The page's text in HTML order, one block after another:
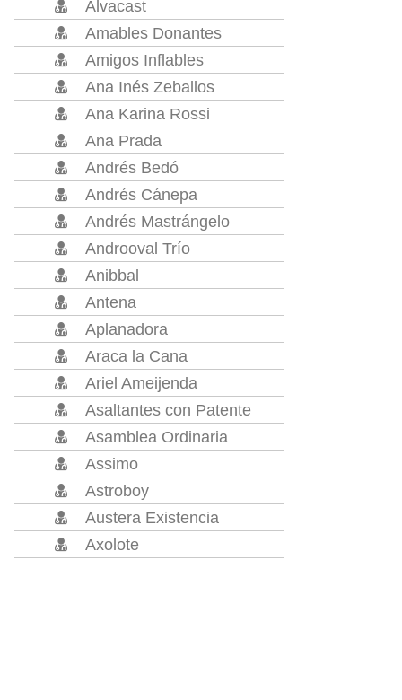
Alvacast
Amables Donantes
Amigos Inflables
Ana Inés Zeballos
Ana Karina Rossi
Ana Prada
Andrés Bedó
Andrés Cánepa
Andrés Mastrángelo
Androoval Trío
Anibbal
Antena
Aplanadora
Araca la Cana
Ariel Ameijenda
Asaltantes con Patente
Asamblea Ordinaria
Assimo
Astroboy
Austera Existencia
Axolote